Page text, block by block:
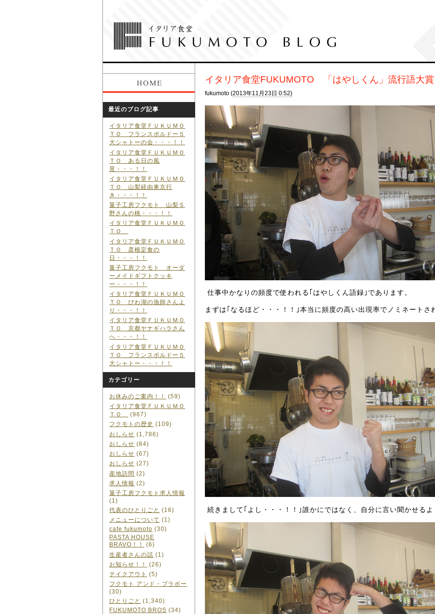
イタリア食堂FUKUMOTO 「はやしくん」流行語大
fukumoto (2013年11月23日 0:52)
仕事中かなりの頻度で使われる｢はやしくん語録｣であります。
まずは｢なるほど・・・！！｣本当に頻度の高い出現率でノミネートさ
続きまして｢よし・・・！！｣誰かにではなく、自分に言い聞かせる
最近のブログ記事
イタリア食堂ＦＵＫＵＭＯ
ＴＯ フランスボルドー５
大シャトーの会・・・！！
イタリア食堂ＦＵＫＵＭＯ
ＴＯ ある日の風
景・・・！！
イタリア食堂ＦＵＫＵＭＯ
ＴＯ 山梨経由東京行
き・・・！！
菓子工房フクモト 山梨Ｓ
野さんの桃・・・！！
イタリア食堂ＦＵＫＵＭＯ
ＴＯ
イタリア食堂ＦＵＫＵＭＯ
ＴＯ 彦根定食の
日・・・！！
菓子工房フクモト オーダ
ーメイドギフトクッキ
ー・・・！！
イタリア食堂ＦＵＫＵＭＯ
ＴＯ びわ湖の漁師さんよ
り・・・！！
イタリア食堂ＦＵＫＵＭＯ
ＴＯ 京都ヤナギハラさん
へ・・・！！
イタリア食堂ＦＵＫＵＭＯ
ＴＯ フランスボルドー５
大シャトー・・・！！
カテゴリー
お休みのご案内！！
(59)
イタリア食堂ＦＵＫＵＭＯ
ＴＯ
(967)
フクモトの歴史 (109)
おしらせ (1,786)
おしらせ (84)
おしらせ (67)
おしらせ (27)
産地訪問 (2)
求人情報 (2)
菓子工房フクモト求人情報
(1)
代表のひとりごと (16)
メニューについて (1)
cafe fukumoto (30)
PASTA HOUSE
BRAVO！！
(6)
生産者さんの話 (1)
お知らせ！！
(26)
テイクアウト (5)
フクモト アンド・ブラボー
(30)
ひとりごと (1,340)
FUKUMOTO BROS (34)